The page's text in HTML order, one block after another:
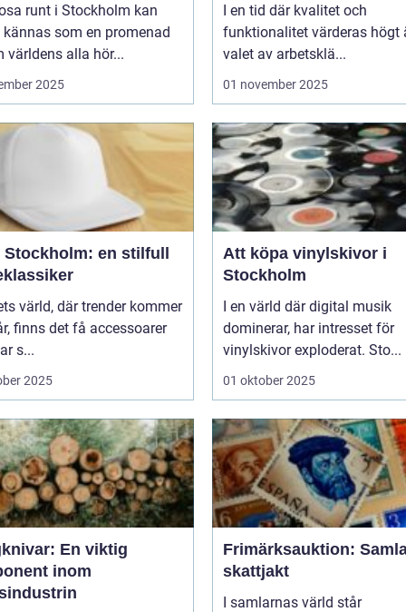
runt i Stockholm kan
som en promenad
världens alla hör...
2025
I en tid där kvalitet och
funktionalitet värderas högt
valet av arbetsklä...
01 november 2025
Stockholm: en stilfull
värld, där trender kommer
finns det få accessoarer
s...
2025
Att köpa vinylskivor i
Stockholm
I en värld där digital musik
dominerar, har intresset för
vinylskivor exploderat. Sto...
01 oktober 2025
En viktig
inom
Frimärksauktion:
skattjakt
I samlarnas värld står